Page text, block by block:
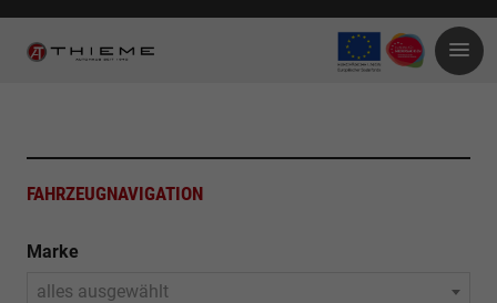
FAHRZEUGNAVIGATION
Marke
alles ausgewählt